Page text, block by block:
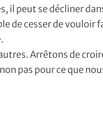
il peut se décliner
de cesser de vouloir
Arrêtons de
pas pour ce que